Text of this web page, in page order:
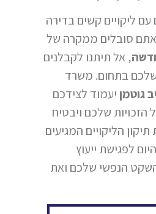
ליקויים קשים בדירה
סובלים ממקרה של
, אל תיתנו לקבלנים
שלכם בתחום. משרד
גוטמן יעמוד לצידכם
הזכויות שלכם ויבטיח
הליקויים המגיעים
לפגישת ייעוץ
הנפשי שלכם ואת